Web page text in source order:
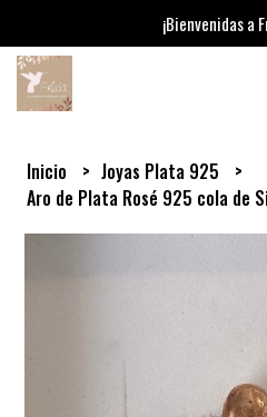
¡Bienvenidas a
Inicio
Joyas Plata 925
Aro de Plata Rosé 925 cola de